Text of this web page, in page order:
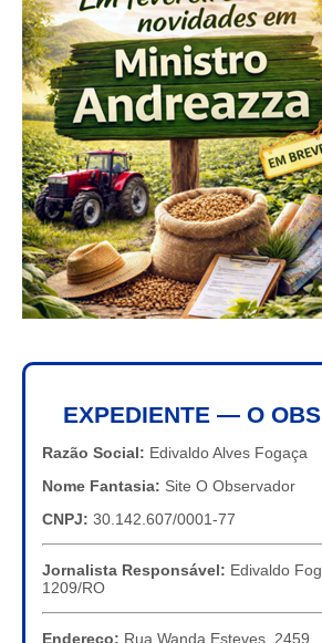
EXPEDIENTE — O
Razão Social: Edivaldo Alves Fogaça
Nome Fantasia: Site O Observador
CNPJ: 30.142.607/0001-77
Jornalista Responsável: Edivaldo
1209/RO
Endereço: Rua Wanda Esteves, 2459